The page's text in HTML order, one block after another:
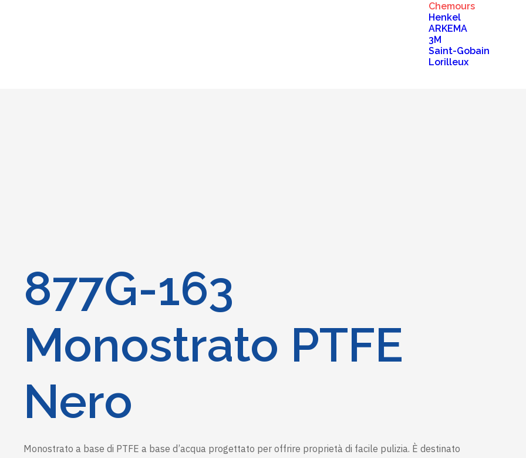
Chemours
Henkel
ARKEMA
3M
Saint-Gobain
Lorilleux
877G-163
Monostrato PTFE
Nero
Monostrato a base di PTFE a base d’acqua progettato per offrire proprietà di facile pulizia. È destinato